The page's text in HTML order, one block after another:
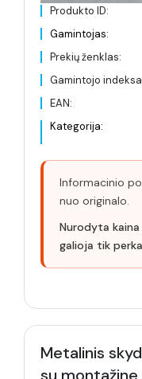
Produkto ID:
Gamintojas:
Prekių ženklas:
Gamintojo
EAN:
Kategorija:
Informacinio
nuo originalo.
Nurodyta
galioja tik
Metalinis